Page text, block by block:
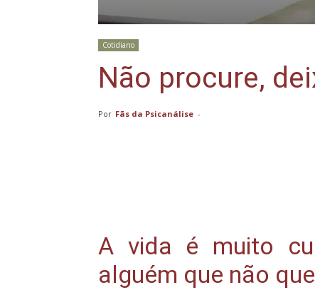
Cotidiano
Não procure,
Por Fãs da Psicanálise -
A vida é muito
alguém que não